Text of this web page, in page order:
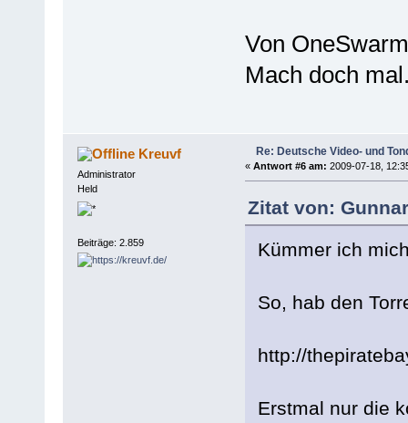
Von
Mach doch
Kreuvf
Administrator
Held
Beiträge: 2.859
Re: Deutsche Video- und
« Antwort #6 am: 2009-07-18,
Zitat von:
Kümmer ich
So, hab den
http://
Erstmal nur die